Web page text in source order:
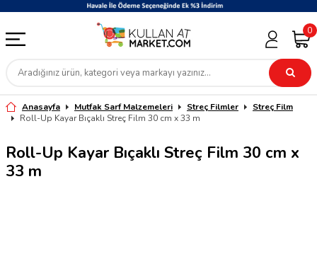
0
Anasayfa Mutfak Sarf Malzemeleri Streç Filmler
Streç Film
Roll-Up Kayar Bıçaklı Streç Film 30 cm x 33 m
Roll-Up Kayar Bıçaklı Streç Film 30 cm x
33 m